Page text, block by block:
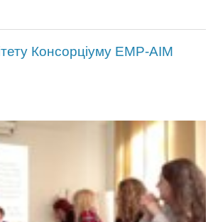
Консорціуму EMP-AIM